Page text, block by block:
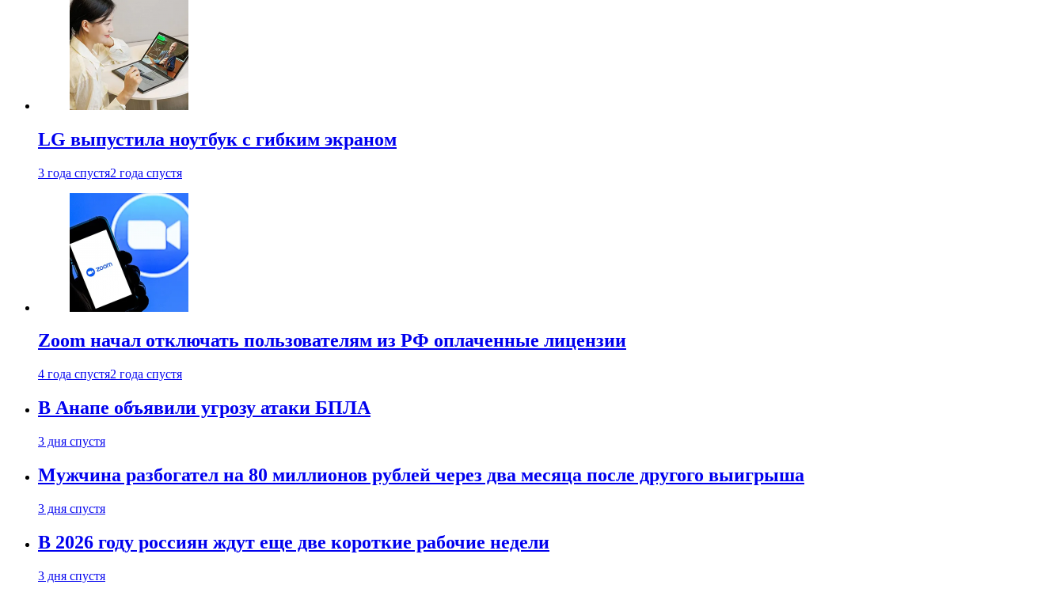
LG выпустила ноутбук с гибким экраном
3 года спустя2 года спустя
Zoom начал отключать пользователям из РФ оплаченные лицензии
4 года спустя2 года спустя
В Анапе объявили угрозу атаки БПЛА
3 дня спустя
Мужчина разбогател на 80 миллионов рублей через два месяца после другого выигрыша
3 дня спустя
В 2026 году россиян ждут еще две короткие рабочие недели
3 дня спустя